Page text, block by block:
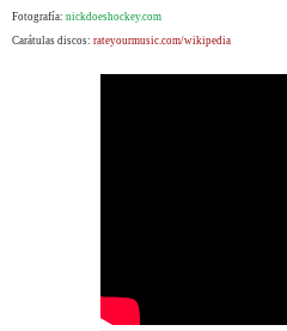
Fotografía: nickdoeshockey.com
Carátulas discos: rateyourmusic.com/wikipedia